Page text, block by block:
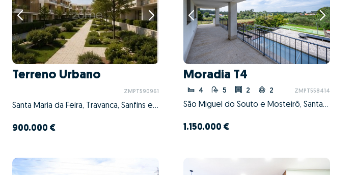
Terreno Urbano
ZMPT590961
Santa Maria da Feira, Travanca, Sanfins e Espargo, Santa Maria da Feira, Aveiro
900.000 €
Moradia T4
4 5 2 2 ZMPT558414
São Miguel do Souto e Mosteirô, Santa Maria da Feira, Aveiro
1.150.000 €